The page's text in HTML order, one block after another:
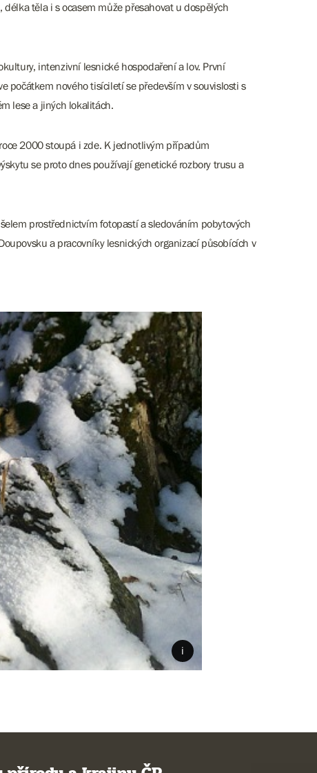
těla i s ocasem může přesahovat u dospělých
intenzivní lesnické hospodaření a lov. První
počátkem nového tisíciletí se především v souvislosti s
lese a jiných lokalitách.
2000 stoupá i zde. K jednotlivým případům
se proto dnes používají genetické rozbory trusu a
prostřednictvím fotopastí a sledováním pobytových
a pracovníky lesnických organizací působících v